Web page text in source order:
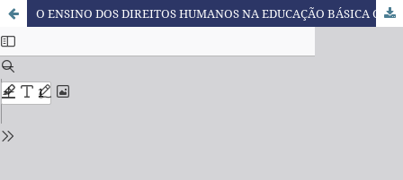
O ENSINO DOS DIREITOS HUMANOS NA EDUCAÇÃO BÁSICA COMO INSTRUMENTO DE TRANSFORMAÇÃO SOCIAL